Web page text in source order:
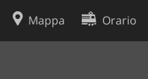
Mappa Orario